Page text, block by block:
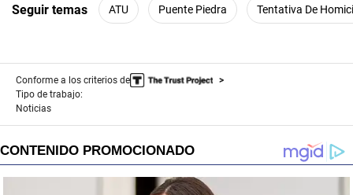
Seguir temas ATU Puente Piedra Tentativa De
Conforme a los criterios de
Tipo de trabajo:
Noticias